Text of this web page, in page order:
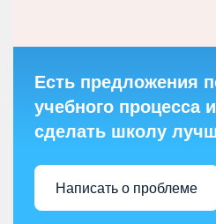
Есть предложения
учебного процесса
сделать школу
Написать о проблеме